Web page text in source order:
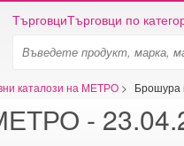
ТърговциТърговци по
каталози на МЕТРО >
-